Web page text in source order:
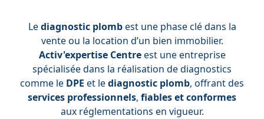
Lediagnostic plombest une phase clé dans la
vente ou la location d’un bien immobilier.
Activ'expertise Centreest une entreprise
spécialisée dans la réalisation de diagnostics
comme le DPE et lediagnostic plomb, offrant des
services professionnels, fiables et conformes
aux réglementations en vigueur.